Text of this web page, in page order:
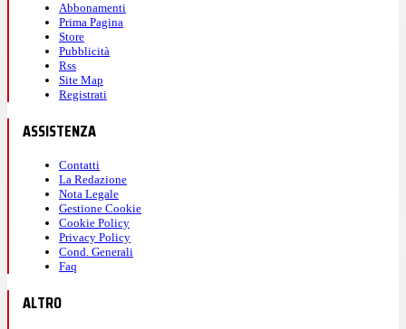
Abbonamenti
Prima Pagina
Store
Pubblicità
Rss
Site Map
Registrati
ASSISTENZA
Contatti
La Redazione
Nota Legale
Gestione Cookie
Cookie Policy
Privacy Policy
Cond. Generali
Faq
ALTRO